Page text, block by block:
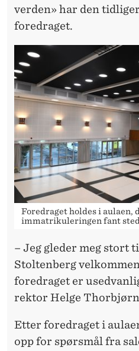
verden» har den
foredraget.
Foredraget holdes i aulaen,
immatrikuleringen fant
– Jeg gleder meg stort
Stoltenberg
foredraget er
rektor Helge
Etter foredraget i
opp for spørsmål fra